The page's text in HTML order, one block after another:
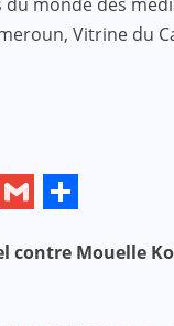
Vitrine du
contre Mouelle